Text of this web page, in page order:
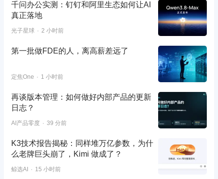
千问办公实测：钉钉和阿里生态如何让AI
真正落地
光子星球 2 小时前
第一批做FDE的人，离高薪差远了
定焦One 1 小时前
再谈版本管理：如何做好内部产品的更新
日志？
AI产品零度 39 分前
K3技术报告揭秘：同样堆万亿参数，为什
么老牌巨头崩了，Kimi 做成了？
鲸选AI 15 小时前